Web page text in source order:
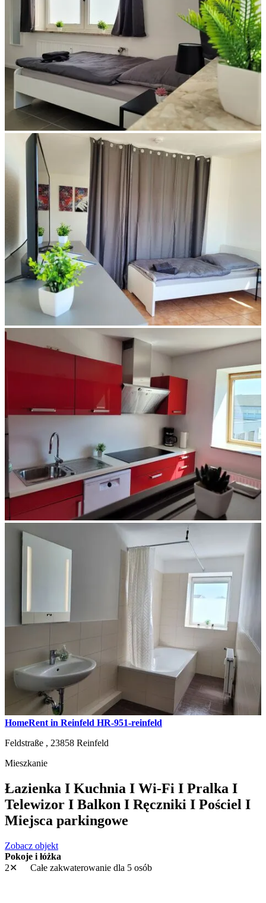
HomeRent in Reinfeld HR-951-reinfeld
Feldstraße , 23858 Reinfeld
Mieszkanie
Łazienka I Kuchnia I Wi-Fi I Pralka I
Telewizor I Balkon I Ręczniki I Pościel I
Miejsca parkingowe
Zobacz objekt
Pokoje i łóżka
2✕
Całe zakwaterowanie dla 5 osób